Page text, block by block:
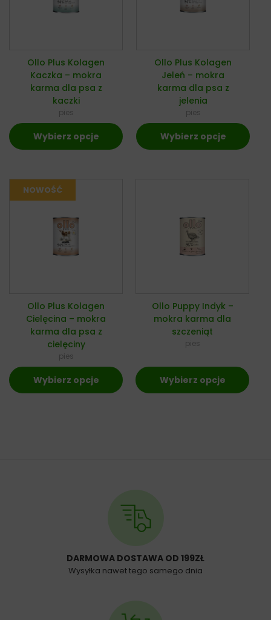
Ollo Plus Kolagen
Kaczka – mokra
karma dla psa z
kaczki
pies
Wybierz opcje
Ollo Plus Kolagen
Jeleń – mokra
karma dla psa z
jelenia
pies
Wybierz opcje
Ollo Plus Kolagen
Cielęcina – mokra
karma dla psa z
cielęciny
pies
Wybierz opcje
Ollo Puppy Indyk –
mokra karma dla
szczeniąt
pies
Wybierz opcje
DARMOWA DOSTAWA OD 199ZŁ
Wysyłka nawet tego samego dnia